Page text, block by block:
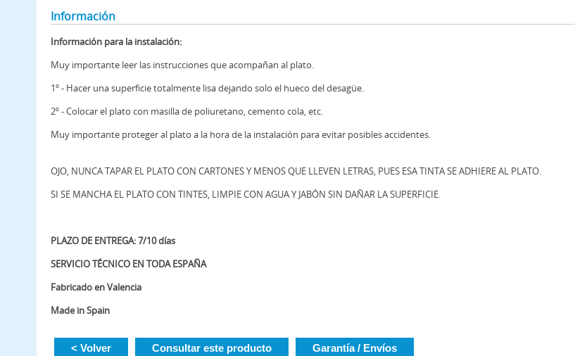
Información
Información para la instalación:
Muy importante leer las instrucciones que acompañan al plato.
1º - Hacer una superficie totalmente lisa dejando solo el hueco del desagüe.
2º - Colocar el plato con masilla de poliuretano, cemento cola, etc.
Muy importante proteger al plato a la hora de la instalación para evitar posibles accidentes.
OJO, NUNCA TAPAR EL PLATO CON CARTONES Y MENOS QUE LLEVEN LETRAS, PUES ESA TINTA SE ADHIERE AL PLATO.
SI SE MANCHA EL PLATO CON TINTES, LIMPIE CON AGUA Y JABÓN SIN DAÑAR LA SUPERFICIE.
PLAZO DE ENTREGA: 7/10 días
SERVICIO TÉCNICO EN TODA ESPAÑA
Fabricado en Valencia
Made in Spain
< Volver Consultar este producto Garantía / Envíos